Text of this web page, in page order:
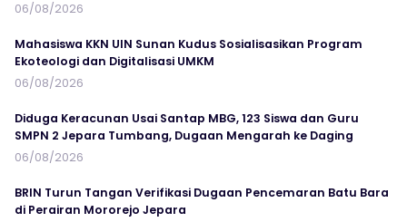
06/08/2026
Mahasiswa KKN UIN Sunan Kudus Sosialisasikan Program
Ekoteologi dan Digitalisasi UMKM
06/08/2026
Diduga Keracunan Usai Santap MBG, 123 Siswa dan Guru
SMPN 2 Jepara Tumbang, Dugaan Mengarah ke Daging
06/08/2026
BRIN Turun Tangan Verifikasi Dugaan Pencemaran Batu Bara
di Perairan Mororejo Jepara